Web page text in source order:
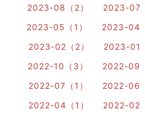
2023-08（2）
2023-07
2023-05（1）
2023-04
2023-02（2）
2023-01
2022-10（3）
2022-09
2022-07（1）
2022-06
2022-04（1）
2022-02